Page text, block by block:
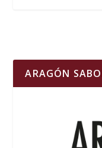
ARAGÓN